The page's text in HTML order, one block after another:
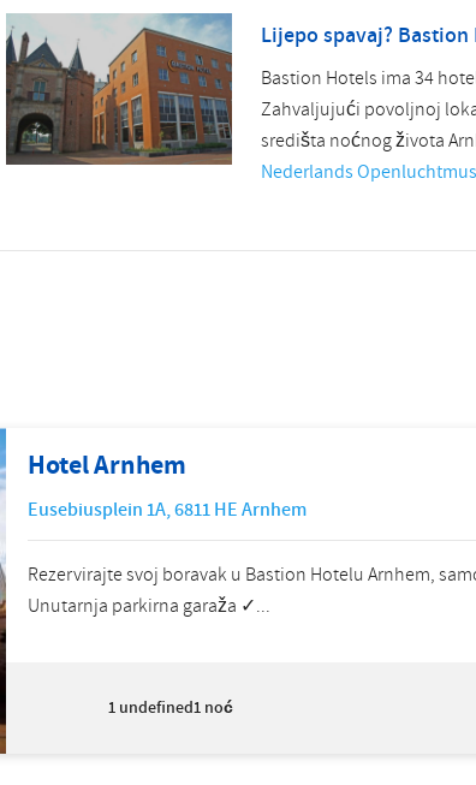
Lijepo spavaj? Bastion
Bastion Hotels ima 34
Zahvaljujući povoljnoj
središta noćnog života
Nederlands
Hotel Arnhem
Eusebiusplein 1A,6811 HEArnhem
Rezervirajte svoj boravak u Bastion Hotelu Arnhem,
Unutarnja parkirna garaža ✓...
1 undefined1 noć